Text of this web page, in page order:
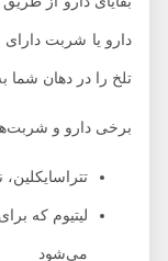
دارو یا شربت دارای
تلخ را در دهان شما به جا
برخی دارو و شربت‌هایی
تتراسایکلین،
لیتیوم که برای
می‌شود